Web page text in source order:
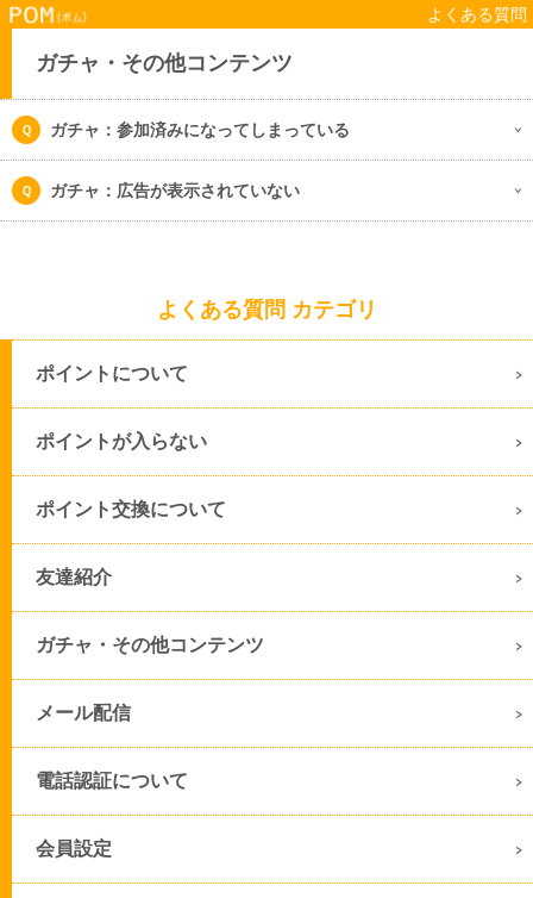
よくある質問
ガチャ・その他コンテンツ
ガチャ：参加済みになってしまっている
ガチャ：広告が表示されていない
よくある質問 カテゴリ
ポイントについて
ポイントが入らない
ポイント交換について
友達紹介
ガチャ・その他コンテンツ
メール配信
電話認証について
会員設定